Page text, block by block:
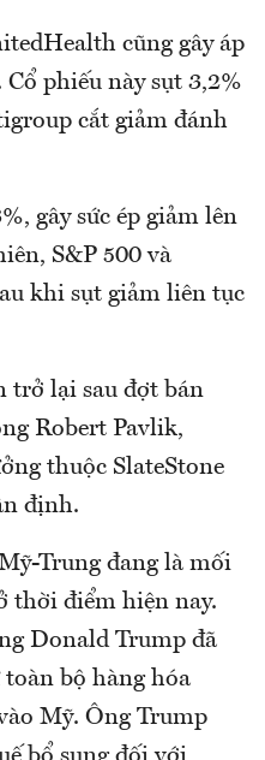
cũng gây áp
phiếu này sụt 3,2%
cắt giảm đánh
gây sức ép giảm lên
S&P 500 và
khi sụt giảm liên tục
trở lại sau đợt bán
Robert Pavlik,
thuộc SlateStone
định.
Trung đang là mối
thời điểm hiện nay.
Donald Trump đã
bộ hàng hóa
Mỹ. Ông Trump